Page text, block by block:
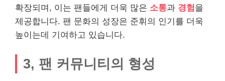
확장되며, 이는 팬들에게 더욱 많은 소통과 경험을
제공합니다. 팬 문화의 성장은 준휘의 인기를 더욱
높이는데 기여하고 있습니다.
3, 팬 커뮤니티의 형성